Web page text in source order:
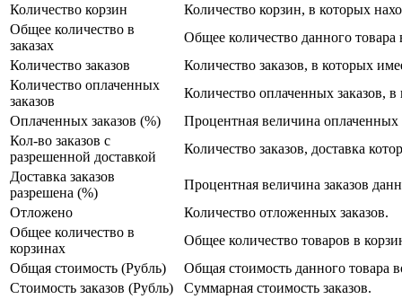
Количество корзин
Количество корзин, в которых
Общее количество в
заказах
Общее количество данного товара
Количество заказов
Количество заказов, в которых
Количество оплаченных
заказов
Количество оплаченных заказов,
Оплаченных заказов (%)
Процентная величина оплаченных
Кол-во заказов с
разрешенной доставкой
Количество заказов, доставка
Доставка заказов
разрешена (%)
Процентная величина заказов
Отложено
Количество отложенных заказов.
Общее количество в
корзинах
Общее количество товаров в
Общая стоимость (Рубль)
Общая стоимость данного товара
Стоимость заказов (Рубль)
Суммарная стоимость заказов.